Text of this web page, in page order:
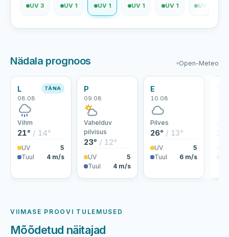
UV 3 UV 1 UV 1 UV 1 UV 1 UV 0
Nädala prognoos Open-Meteo
L
08.08
TÄNA
Vihm
21° / 14°
UV
5
Tuul
4 m/s
P
09.08
Vahelduv
pilvisus
23° / 12°
UV
5
Tuul
4 m/s
E
10.08
Pilves
26° / 13°
UV
5
Tuul
6 m/s
T
VIIMASE PROOVI TULEMUSED
Mõõdetud näitajad